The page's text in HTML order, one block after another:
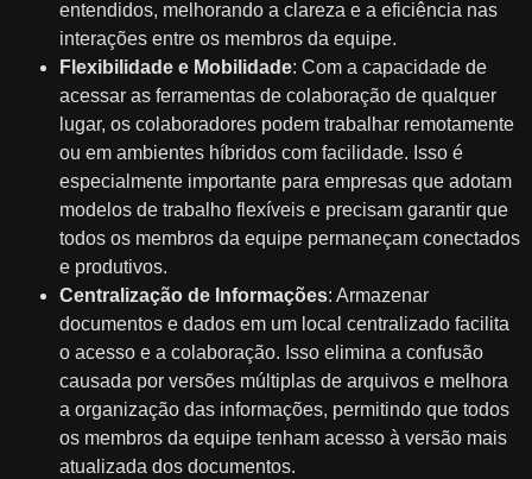
entendidos, melhorando a clareza e a eficiência nas
interações entre os membros da equipe.
Flexibilidade e Mobilidade: Com a capacidade de
acessar as ferramentas de colaboração de qualquer
lugar, os colaboradores podem trabalhar remotamente
ou em ambientes híbridos com facilidade. Isso é
especialmente importante para empresas que adotam
modelos de trabalho flexíveis e precisam garantir que
todos os membros da equipe permaneçam conectados
e produtivos.
Centralização de Informações: Armazenar
documentos e dados em um local centralizado facilita
o acesso e a colaboração. Isso elimina a confusão
causada por versões múltiplas de arquivos e melhora
a organização das informações, permitindo que todos
os membros da equipe tenham acesso à versão mais
atualizada dos documentos.